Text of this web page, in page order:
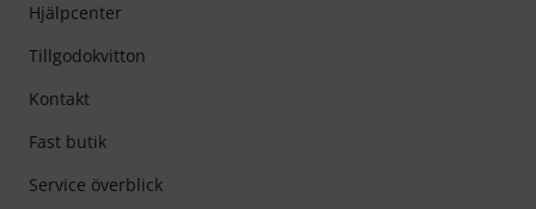
Hjälpcenter
Tillgodokvitton
Kontakt
Fast butik
Service överblick